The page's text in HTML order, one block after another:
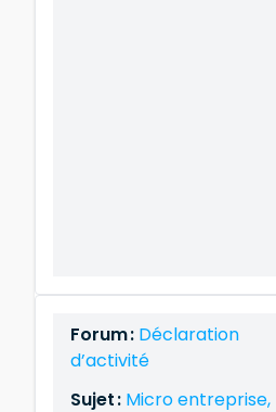
Forum : Déclaration
d’activité
Sujet : Micro entreprise,